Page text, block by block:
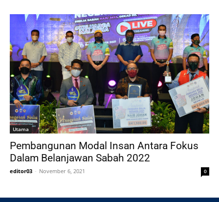
Utama
Pembangunan Modal Insan Antara Fokus
Dalam Belanjawan Sabah 2022
editor03 - November 6, 2021 0